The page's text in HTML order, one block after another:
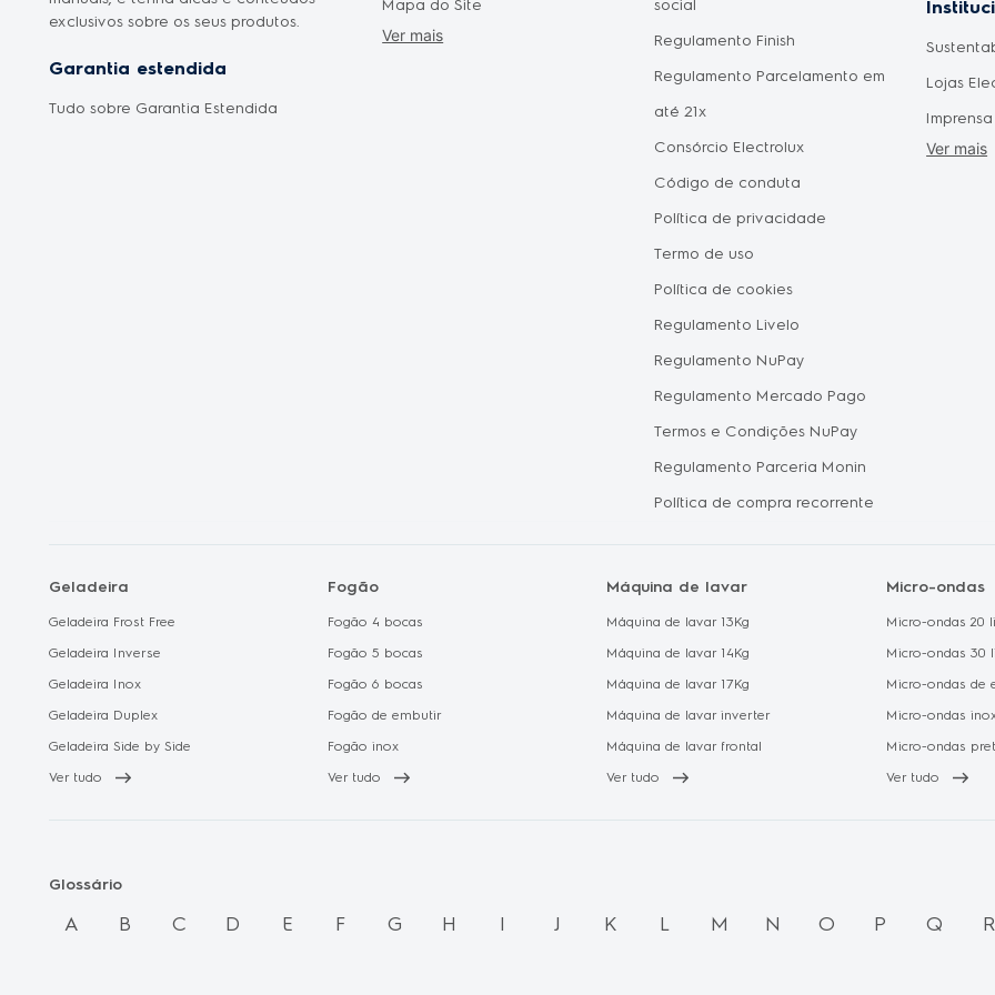
exclusivos sobre os seus produtos.
Garantia estendida
Tudo sobre Garantia Estendida
Mapa do Site
Cyber Monday
Ver mais
social
Regulamento Finish
Regulamento Parcelamento em
até 21x
Consórcio Electrolux
Código de conduta
Política de privacidade
Termo de uso
Política de cookies
Regulamento Livelo
Regulamento NuPay
Regulamento Mercado Pago
Termos e Condições NuPay
Regulamento Parceria Monin
Política de compra recorrente
Como
Lojas
Imprensa
Ver mais
Geladeira
Geladeira Frost Free
Geladeira Inverse
Geladeira Inox
Geladeira Duplex
Geladeira Side by Side
Ver tudo
Fogão
Fogão 4 bocas
Fogão 5 bocas
Fogão 6 bocas
Fogão de embutir
Fogão inox
Ver tudo
Máquina de lavar
Máquina de lavar 13Kg
Máquina de lavar 14Kg
Máquina de lavar 17Kg
Máquina de lavar inverter
Máquina de lavar frontal
Ver tudo
Micro-ondas
Micro-ondas 20
Micro-ondas 30
Micro-ondas de
Micro-ondas
Micro-ondas
Ver tudo
Glossário
A B C D E F G H I J K L M N O P Q R